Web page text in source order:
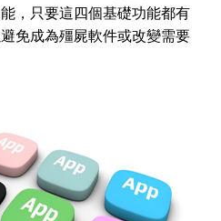
，只要這四個基礎功能都有
免成為殭屍軟件或改變需要